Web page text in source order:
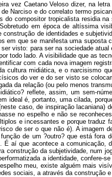
vez Caetano Veloso dizer, na
Narciso e do correlato termo
do compositor tropicalista residia
em época de altíssima
de identidades e
em que se manifesta uma
visto: para ser na sociedade
todo lado. A visibilidade que as
com cada nova imagem
cultura midiática, e o narcisismo
do ver e do ser visto se
da relação (ou pelo menos
reflete, assim, um sem-
ideal é, portanto, uma cilada,
caso, de inspiração lacaniana)
no espelho e não se
e incessantes e porque
de ser o que não é). A imagem
de um ?outro? que está fora
É aí que acontece a comunicação,
construção da subjetividade, num
a identidade, confere-
meu, existe alguém mais
sociais, a através da construção